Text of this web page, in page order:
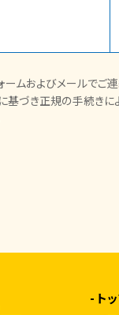
ームおよびメールでご
基づき正規の手続きに
- ト